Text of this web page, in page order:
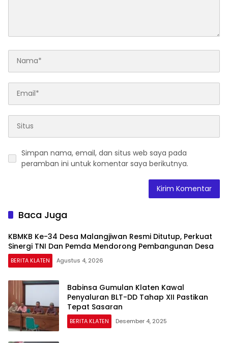
Simpan nama, email, dan situs web saya pada
peramban ini untuk komentar saya berikutnya.
Baca Juga
KBMKB Ke-34 Desa Malangjiwan Resmi Ditutup, Perkuat
Sinergi TNI Dan Pemda Mendorong Pembangunan Desa
BERITA KLATEN Agustus 4, 2026
Babinsa Gumulan Klaten Kawal
Penyaluran BLT-DD Tahap XII Pastikan
Tepat Sasaran
BERITA KLATEN Desember 4, 2025